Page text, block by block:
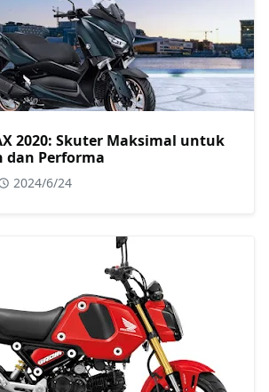
2020: Skuter Maksimal untuk
dan Performa
2024/6/24